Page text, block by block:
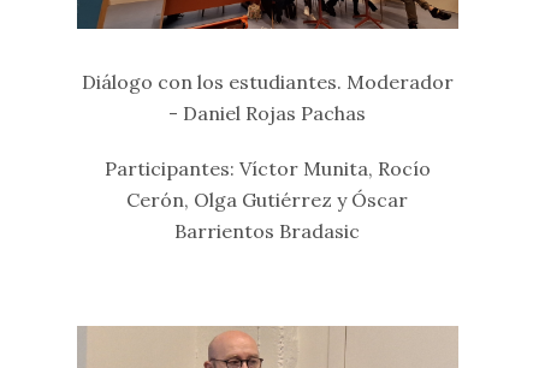
Diálogo con los estudiantes. Moderador
- Daniel Rojas Pachas
Participantes: Víctor Munita, Rocío
Cerón, Olga Gutiérrez y Óscar
Barrientos Bradasic